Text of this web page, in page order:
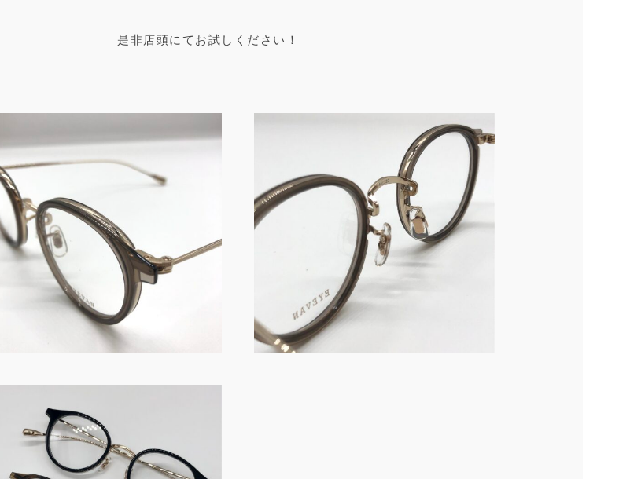
是非店頭にてお試しください！